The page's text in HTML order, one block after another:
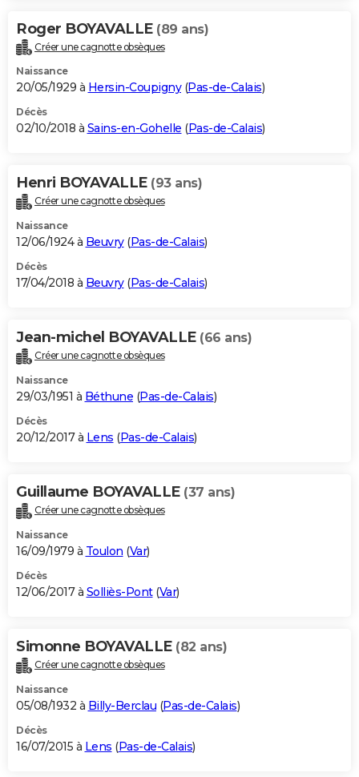
Roger BOYAVALLE (89 ans)
Créer une cagnotte obsèques
Naissance
20/05/1929 à Hersin-Coupigny(Pas-de-Calais)
Décès
02/10/2018 à Sains-en-Gohelle (Pas-de-Calais)
Henri BOYAVALLE (93 ans)
Créer une cagnotte obsèques
Naissance
12/06/1924 à Beuvry(Pas-de-Calais)
Décès
17/04/2018 à Beuvry(Pas-de-Calais)
Jean-michel BOYAVALLE (66 ans)
Créer une cagnotte obsèques
Naissance
29/03/1951 à Béthune (Pas-de-Calais)
Décès
20/12/2017 à Lens (Pas-de-Calais)
Guillaume BOYAVALLE (37 ans)
Créer une cagnotte obsèques
Naissance
16/09/1979 à Toulon (Var)
Décès
12/06/2017 à Solliès-Pont(Var)
Simonne BOYAVALLE (82 ans)
Créer une cagnotte obsèques
Naissance
05/08/1932 à Billy-Berclau (Pas-de-Calais)
Décès
16/07/2015 à Lens (Pas-de-Calais)